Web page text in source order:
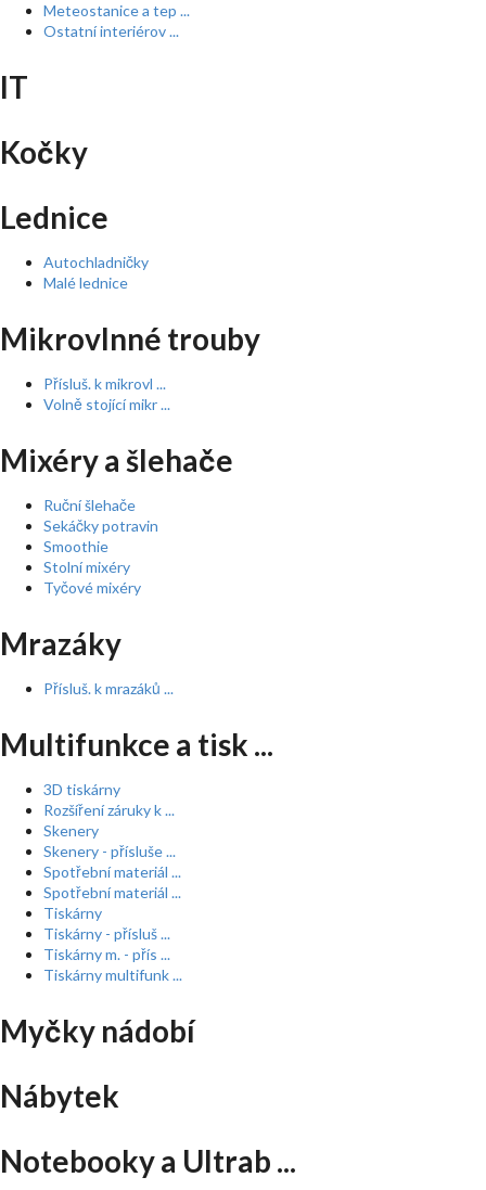
Meteostanice a tep ...
Ostatní interiérov ...
IT
Kočky
Lednice
Autochladničky
Malé lednice
Mikrovlnné trouby
Přísluš. k mikrovl ...
Volně stojící mikr ...
Mixéry a šlehače
Ruční šlehače
Sekáčky potravin
Smoothie
Stolní mixéry
Tyčové mixéry
Mrazáky
Přísluš. k mrazáků ...
Multifunkce a tisk ...
3D tiskárny
Rozšíření záruky k ...
Skenery
Skenery - přísluše ...
Spotřební materiál ...
Spotřební materiál ...
Tiskárny
Tiskárny - přísluš ...
Tiskárny m. - přís ...
Tiskárny multifunk ...
Myčky nádobí
Nábytek
Notebooky a Ultrab ...